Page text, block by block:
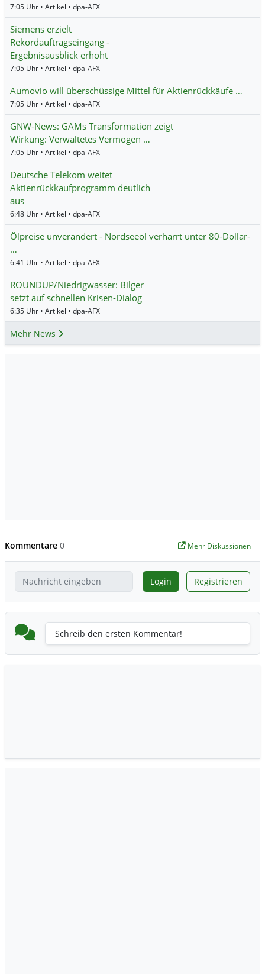
7:05 Uhr • Artikel • dpa-AFX
Siemens erzielt
Rekordauftragseingang -
Ergebnisausblick erhöht
7:05 Uhr • Artikel • dpa-AFX
Aumovio will überschüssige Mittel für Aktienrückkäufe …
7:05 Uhr • Artikel • dpa-AFX
GNW-News: GAMs Transformation zeigt
Wirkung: Verwaltetes Vermögen …
7:05 Uhr • Artikel • dpa-AFX
Deutsche Telekom weitet
Aktienrückkaufprogramm deutlich
aus
6:48 Uhr • Artikel • dpa-AFX
Ölpreise unverändert - Nordseeöl verharrt unter 80-Dollar-
…
6:41 Uhr • Artikel • dpa-AFX
ROUNDUP/Niedrigwasser: Bilger
setzt auf schnellen Krisen-Dialog
6:35 Uhr • Artikel • dpa-AFX
Mehr News
Kommentare 0 Mehr Diskussionen
Login Registrieren
Schreib den ersten Kommentar!